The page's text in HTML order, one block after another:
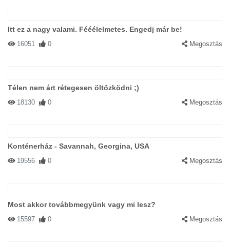
Itt ez a nagy valami. Fééélelmetes. Engedj már be!
16051 0 Megosztás
Télen nem árt rétegesen öltözködni ;)
18130 0 Megosztás
Konténerház - Savannah, Georgina, USA
19556 0 Megosztás
Most akkor továbbmegyünk vagy mi lesz?
15597 0 Megosztás